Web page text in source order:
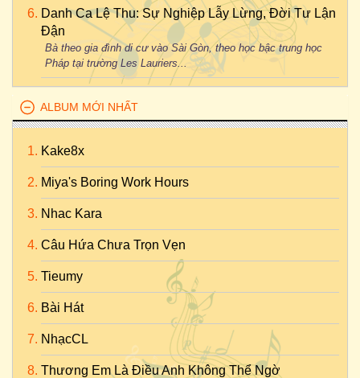
Danh Ca Lệ Thu: Sự Nghiệp Lẫy Lừng, Đời Tư Lận
Đận
Bà theo gia đình di cư vào Sài Gòn, theo học bậc trung học
Pháp tại trường Les Lauriers...
ALBUM MỚI NHẤT
Kake8x
Miya's Boring Work Hours
Nhac Kara
Câu Hứa Chưa Trọn Vẹn
Tieumy
Bài Hát
NhạcCL
Thương Em Là Điều Anh Không Thể Ngờ